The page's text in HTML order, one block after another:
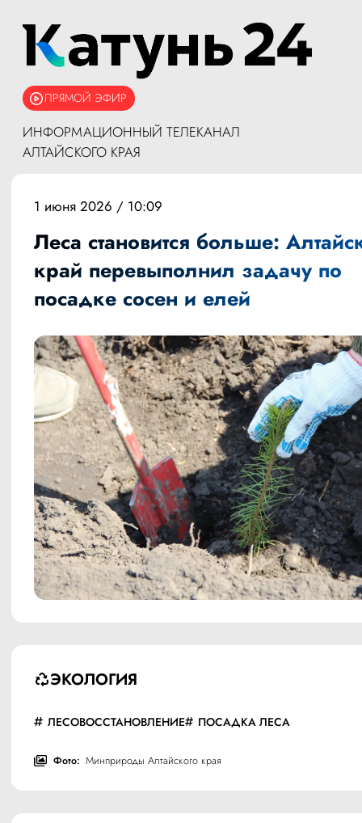
ПРЯМОЙ ЭФИР
ИНФОРМАЦИОННЫЙ ТЕЛЕКАНАЛ
АЛТАЙСКОГО КРАЯ
ЭКОЛОГИЯ
ЛЕСОВОССТАНОВЛЕНИЕ ПОСАДКА ЛЕСА
Фото: Минприроды Алтайского края
1 июня 2026 / 10:09
Леса становится больше:
край перевыполнил задачу по
посадке сосен и елей